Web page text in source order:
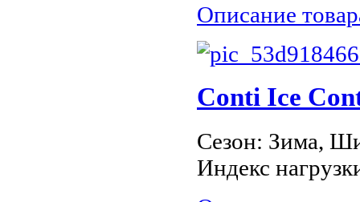
Описание
Conti Ice
Сезон: Зима,
Индекс